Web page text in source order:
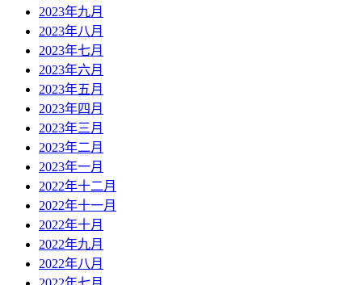
2023年九月
2023年八月
2023年七月
2023年六月
2023年五月
2023年四月
2023年三月
2023年二月
2023年一月
2022年十二月
2022年十一月
2022年十月
2022年九月
2022年八月